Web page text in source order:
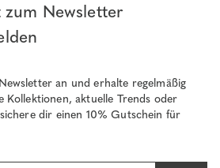
zum Newsletter
an und erhalte regelmäßig
Kollektionen, aktuelle Trends oder
dir einen 10% Gutschein für